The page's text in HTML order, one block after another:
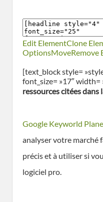
Edit ElementClone
OptionsMoveRemove
[text_block style=
font_size= »17″ width=
ressources citées dans
Google Keyworld
analyser votre marché
précis et à utiliser si
logiciel pro.